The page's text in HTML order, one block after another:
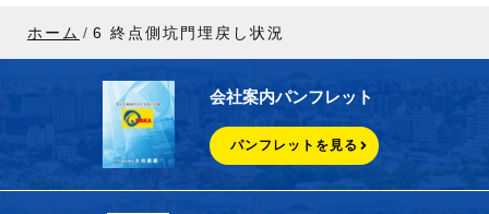
ホーム 6 終点側坑門埋戻し状況
会社案内パンフレット
パンフレットを見る